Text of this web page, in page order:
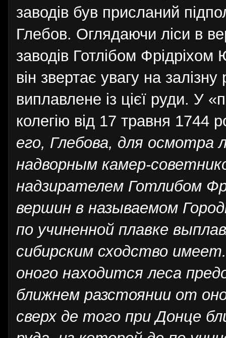
заводів був присланий
Глебов. Оглядаючи ліси в
заводів Готлібом
він звертає увагу на
виплавлене із цієї руди. У
колегію від 17 травня 1744
его, Глебова, для осмотра
надворным камер-
надзирателем Готлибом
вершин в называемом
по учиненной плавке
сибирским сходство
оного находится леса
ближнем разстоянии от
сверх де того при Донце